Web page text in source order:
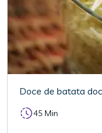
Doce de batata
45 Min